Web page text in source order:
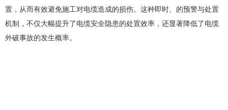
置，从而有效避免施工对电缆造成的损伤。这种即时、的预警与处置
机制，不仅大幅提升了电缆安全隐患的处置效率，还显著降低了电缆
外破事故的发生概率。